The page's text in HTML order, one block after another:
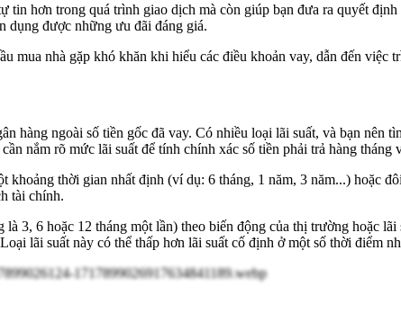
tin hơn trong quá trình giao dịch mà còn giúp bạn đưa ra quyết
dụng được những ưu đãi đáng giá.
mua nhà gặp khó khăn khi hiểu các điều khoản vay, dẫn đến
hàng ngoài số tiền gốc đã vay. Có nhiều loại lãi suất, và bạn nên
nắm rõ mức lãi suất để tính chính xác số tiền phải trả hàng
khoảng thời gian nhất định (ví dụ: 6 tháng, 1 năm, 3 năm...) hoặc
tài chính.
3, 6 hoặc 12 tháng một lần) theo biến động của thị trường hoặc
lãi suất này có thể thấp hơn lãi suất cố định ở một số thời điểm